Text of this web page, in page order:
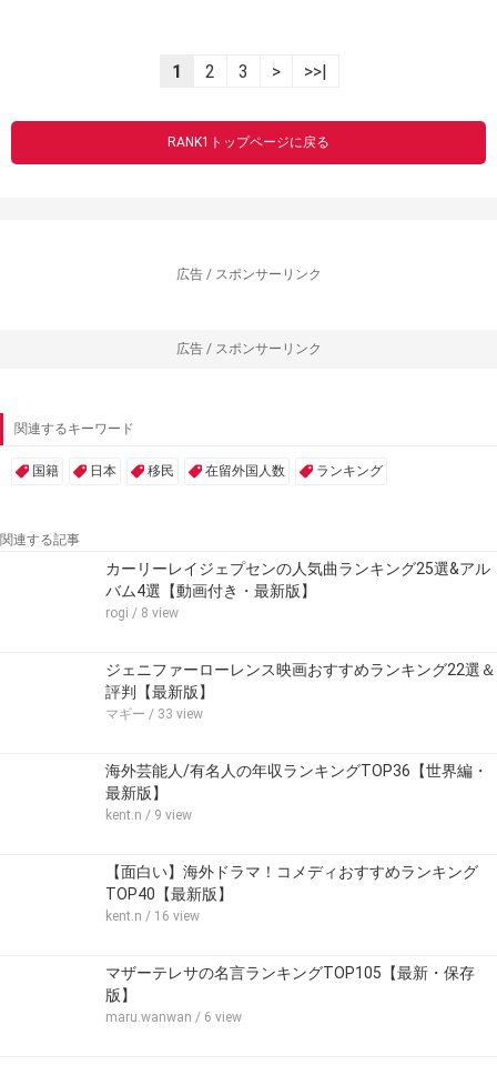
1 2 3 > >>|
RANK1トップページに戻る
広告 / スポンサーリンク
広告 / スポンサーリンク
関連するキーワード
国籍 日本 移民 在留外国人数 ランキング
関連する記事
カーリーレイジェプセンの人気曲ランキング25選&アル
バム4選【動画付き・最新版】
rogi / 8 view
ジェニファーローレンス映画おすすめランキング22選＆
評判【最新版】
マギー / 33 view
海外芸能人/有名人の年収ランキングTOP36【世界編・
最新版】
kent.n / 9 view
【面白い】海外ドラマ！コメディおすすめランキング
TOP40【最新版】
kent.n / 16 view
マザーテレサの名言ランキングTOP105【最新・保存
版】
maru.wanwan / 6 view